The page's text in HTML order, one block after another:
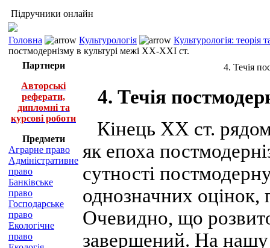
Підручники онлайн
Головна Культурологія
Культурологія: теорія
постмодернізму в культурі межі ХХ-ХХІ ст.
Партнери
Авторські
реферати,
дипломні та
курсові роботи
Предмети
Аграрне право
Адміністративне
право
Банківське
право
Господарське
право
Екологічне
право
4. Течія
4. Течія
Кінець XX ст. рядом
як епоха
сутності
однозначних оцінок,
Очевидно, що
завершений. На